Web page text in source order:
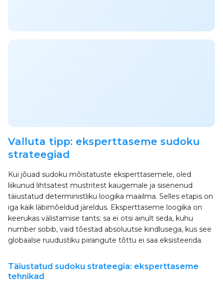
Valluta tipp: eksperttaseme sudoku
strateegiad
Kui jõuad sudoku mõistatuste eksperttasemele, oled
liikunud lihtsatest mustritest kaugemale ja sisenenud
täiustatud deterministliku loogika maailma. Selles etapis on
iga käik läbimõeldud järeldus. Eksperttaseme loogika on
keerukas välistamise tants; sa ei otsi ainult seda, kuhu
number sobib, vaid tõestad absoluutse kindlusega, kus see
globaalse ruudustiku piirangute tõttu ei saa eksisteerida.
Täiustatud sudoku strateegia: eksperttaseme
tehnikad